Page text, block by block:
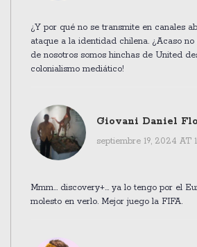
¿Y por qué no se transmite en canales
ataque a la identidad chilena. ¿Acaso
de nosotros somos hinchas de United
colonialismo mediático!
Giovani Daniel
septiembre 19, 2024 AT
Mmm... discovery+... ya lo tengo por el
molesto en verlo. Mejor juego la FIFA.